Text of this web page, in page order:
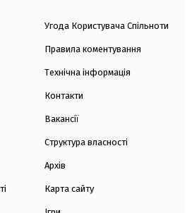
Угода Користувача Спільноти
Правила коментування
Технічна інформація
Контакти
Вакансії
Структура власності
Архів
Карта сайту